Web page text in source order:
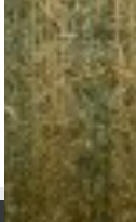
Kuhn Visioreb
März 28th, 2026